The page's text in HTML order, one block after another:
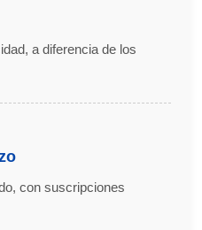
a diferencia de los
con suscripciones